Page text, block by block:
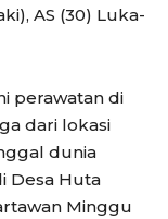
AS (30) Luka-
perawatan di
dari lokasi
dunia
Desa Huta
Minggu